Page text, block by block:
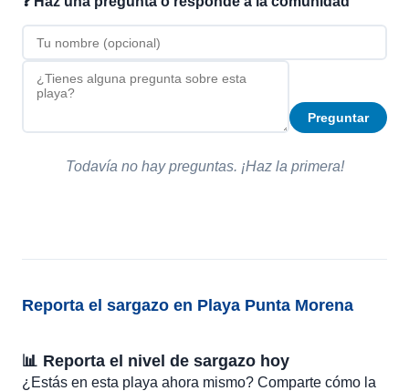
Preguntar
Todavía no hay preguntas. ¡Haz la primera!
Reporta el sargazo en Playa Punta Morena
📊 Reporta el nivel de sargazo hoy
¿Estás en esta playa ahora mismo? Comparte cómo la